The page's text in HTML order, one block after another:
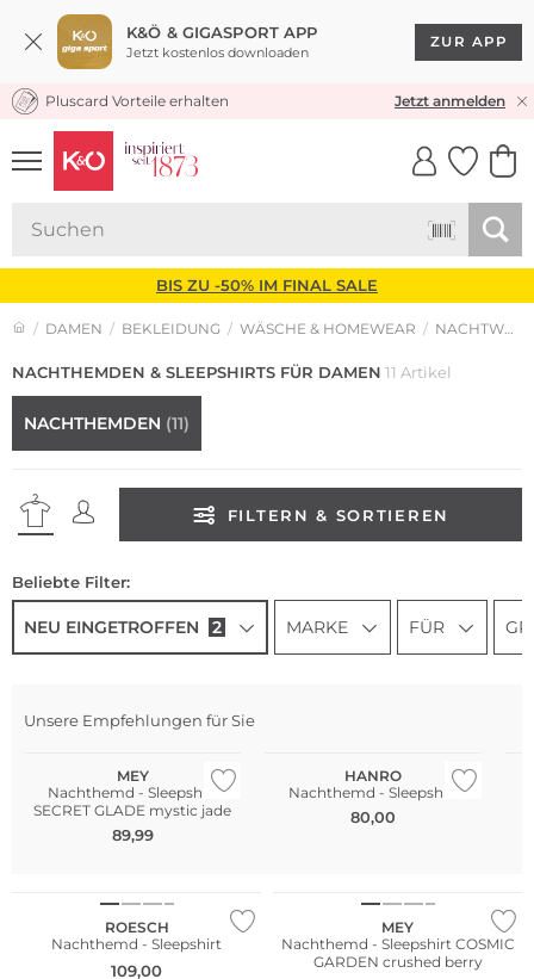
K&Ö & GIGASPORT APP
Jetzt kostenlos downloaden
ZUR APP
KOSTENLOSER VERSAND* & RÜCKVERSAND
Pluscard Vorteile erhalten Jetzt anmelden
UNSERE APP
CLICK &
BIS ZU -50% IM FINAL SALE
DAMEN BEKLEIDUNG WÄSCHE & HOMEWEAR NACHTWÄSCHE
NACHTHEMDEN & SLEEPSHIRTS FÜR DAMEN 11 Artikel
NACHTHEMDEN (11)
FILTERN & SORTIEREN
Beliebte Filter:
NEU EINGETROFFEN 2 MARKE FÜR
Unsere Empfehlungen für Sie
NEU
MEY
Nachthemd - Sleepshirt
SECRET GLADE mystic jade
89,99
HANRO
Nachthemd - Sleepshirt
80,00
ROESCH
Nachthemd - Sleepshirt
109,00
MEY
Nachthemd - Sleepshirt COSMIC
GARDEN crushed berry